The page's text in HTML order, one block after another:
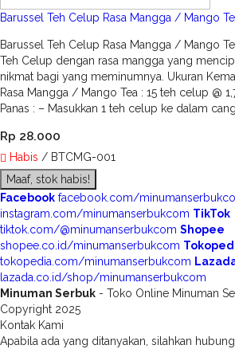
Barussel Teh Celup Rasa Mangga / Mango
Barussel Teh Celup Rasa Mangga / Mango
Teh Celup dengan rasa mangga yang
nikmat bagi yang meminumnya. Ukuran
Rasa Mangga / Mango Tea : 15 teh celup @
Panas : – Masukkan 1 teh celup ke dalam
Rp 28.000
Habis / BTCMG-001
Maaf, stok habis!
Facebook facebook.com/
instagram.com/minumanserbukcom TikTok
tiktok.com/@minumanserbukcom Shopee
shopee.co.id/minumanserbukcom
tokopedia.com/minumanserbukcom
lazada.co.id/shop/minumanserbukcom
Minuman Serbuk - Toko Online Minuman
Copyright 2025
Kontak Kami
Apabila ada yang ditanyakan, silahkan